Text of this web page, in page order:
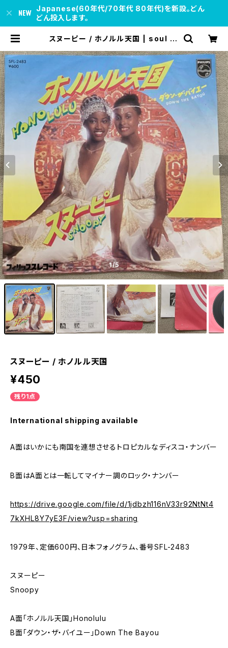
Japanese(60年代/70年代 80年代)を新設。どん
どん投入します。
スヌーピー / ホノルル天国 | soul re
1/5
スヌーピー / ホノルル天国
¥450
残り1点
International shipping available
A面はいかにも南国を連想させるトロピカルなディスコ・ナンバー
B面はA面とは一転してマイナー調のロック・ナンバー
https://drive.google.com/file/d/1jdbzh116nV33r92NtNt4
7kXHL8Y7yE3F/view?usp=sharing
1979年、定価600円、日本フォノグラム、番号SFL-2483
スヌーピー
Snoopy
A面「ホノルル天国」Honolulu
B面「ダウン・ザ・バイユー」Down The Bayou